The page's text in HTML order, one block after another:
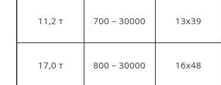
11,2 т 700 – 30000 13х39
17,0 т 800 – 30000 16х48